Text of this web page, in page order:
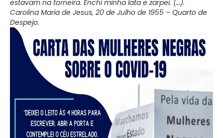
estavam na torneira. Enchi minha lata e zarpei. (…).
Carolina Maria de Jesus, 20 de Julho de 1955 – Quarto de
Despejo.